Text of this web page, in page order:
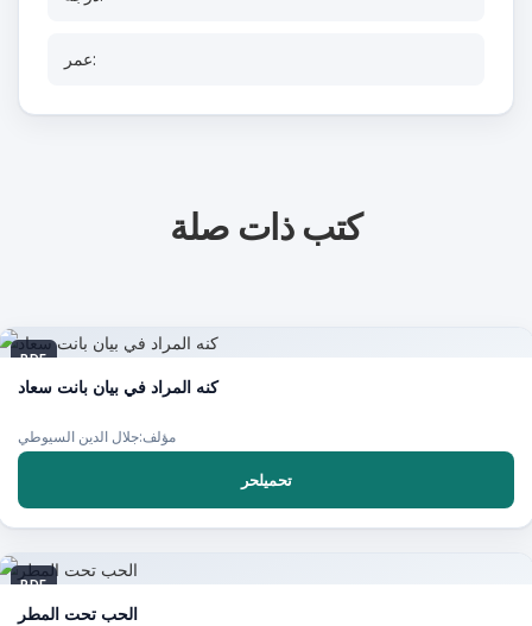
عمر:
كتب ذات صلة
PDF
كنه المراد في بيان بانت سعاد
مؤلف:جلال الدين السيوطي
تحميلحر
PDF
الحب تحت المطر